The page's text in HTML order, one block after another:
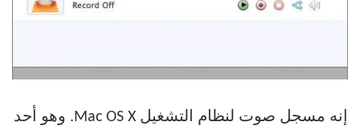
إنه مسجل صوت لنظام التشغيل Mac OS X. وهو أحد